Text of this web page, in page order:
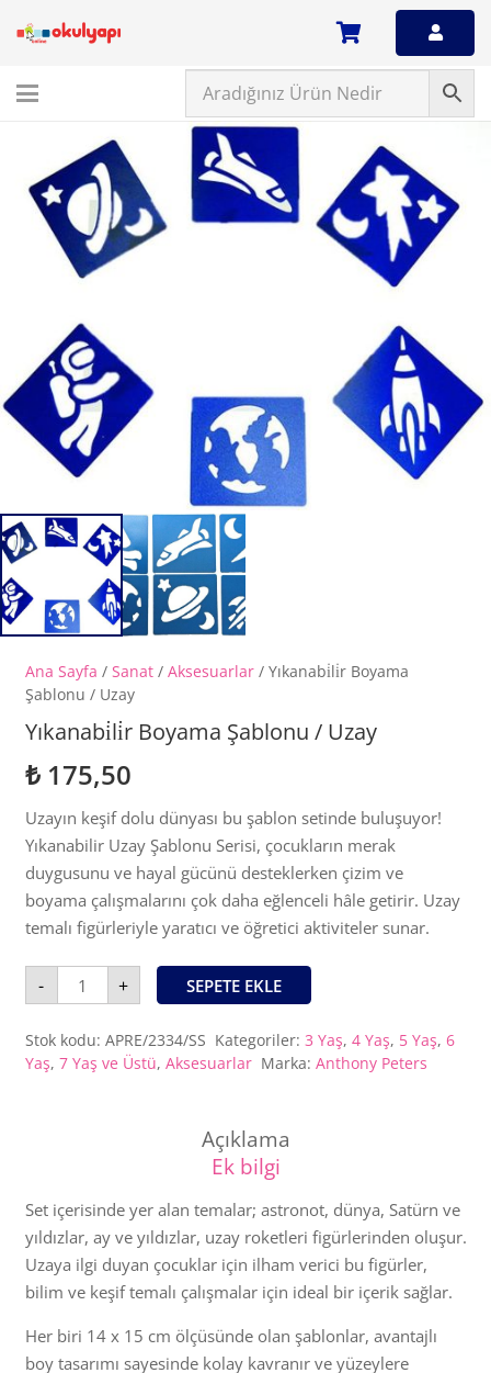
Ana Sayfa / Sanat/ Aksesuarlar/ Yıkanabi̇li̇r Boyama
Şablonu / Uzay
Yıkanabi̇li̇r Boyama Şablonu / Uzay
₺175,50
Uzayın keşif dolu dünyası bu şablon setinde buluşuyor!
Yıkanabilir Uzay Şablonu Serisi, çocukların merak
duygusunu ve hayal gücünü desteklerken çizim ve
boyama çalışmalarını çok daha eğlenceli hâle getirir. Uzay
temalı figürleriyle yaratıcı ve öğretici aktiviteler sunar.
-
Yıkanabi̇li̇r
Boyama
Şablonu
Uzay
adet
+ SEPETE EKLE
Stok kodu: APRE/2334/SS Kategoriler: 3 Yaş, 4 Yaş, 5 Yaş, 6
Yaş, 7 Yaş ve Üstü, Aksesuarlar Marka: Anthony Peters
Açıklama
Ek bilgi
Set içerisinde yer alan temalar; astronot, dünya, Satürn ve
yıldızlar, ay ve yıldızlar, uzay roketleri figürlerinden oluşur.
Uzaya ilgi duyan çocuklar için ilham verici bu figürler,
bilim ve keşif temalı çalışmalar için ideal bir içerik sağlar.
Her biri 14 x 15 cm ölçüsünde olan şablonlar, avantajlı
boy tasarımı sayesinde kolay kavranır ve yüzeylere